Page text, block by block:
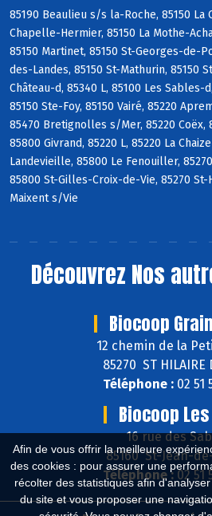
Afin de vous offrir la meilleure
des cookies : pour assurer une
récolter des statistiques afin
du site et vous proposer une
85190 Beaulieu s/s la-Roche, 85150 La
Chapelle-Hermier, 85150 La Mothe-
85150 Martinet, 85150 St-Georges-de-
des-Landes, 85150 St-Mathurin, 85150
Château-d, 85340 L, 85100 Les Sables-
85150 Ste-Foy, 85150 Vairé, 85220
85470 Bretignolles s/Mer, 85220 Coëx,
85800 Givrand, 85220 L, 85220 La
Landevieille, 85800 Le Fenouiller,
85800 St-Gilles-Croix-de-Vie, 85270
Maixent s/Vie
Découvrez Nos
Biocoop
12 chemin de la
85270 ST HILAIRE
Téléphone : 02 51
Biocoop
16 rue des
85160 St-Jean-
Téléphone :02 51